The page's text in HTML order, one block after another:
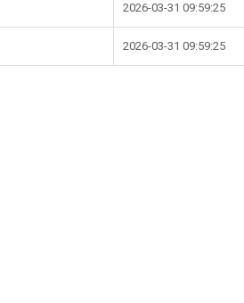
2026-03-31 09:59:25
2026-03-31 09:59:25